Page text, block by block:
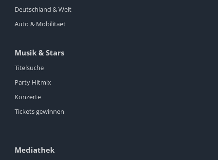
Deutschland & Welt
Auto & Mobilitaet
Musik & Stars
Titelsuche
Party Hitmix
Konzerte
Tickets gewinnen
Mediathek